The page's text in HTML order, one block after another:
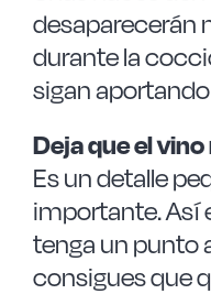
desaparecerán
durante la
sigan
Deja que el
Es un detalle
importante. Así
tenga un punto
consigues que